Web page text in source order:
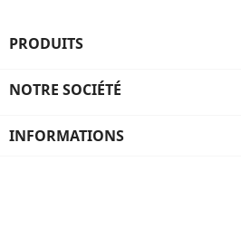
PRODUITS
NOTRE SOCIÉTÉ
INFORMATIONS